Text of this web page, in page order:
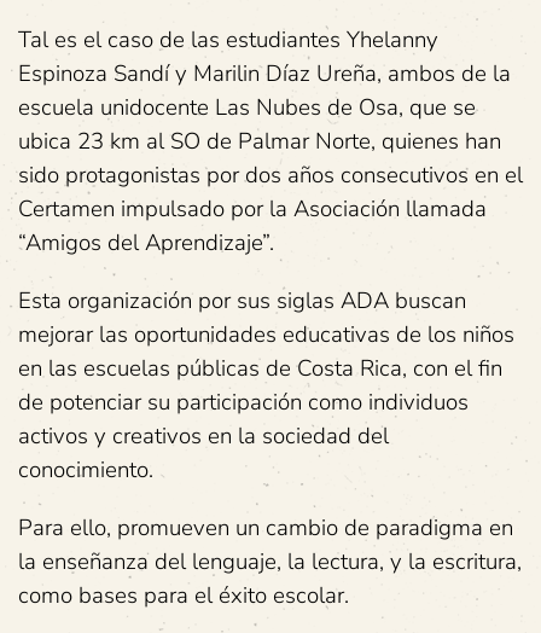
Tal es el caso de las estudiantes Yhelanny
Espinoza Sandí y Marilin Díaz Ureña, ambos de la
escuela unidocente Las Nubes de Osa, que se
ubica 23 km al SO de Palmar Norte, quienes han
sido protagonistas por dos años consecutivos en el
Certamen impulsado por la Asociación llamada
“Amigos del Aprendizaje”.
Esta organización por sus siglas ADA buscan
mejorar las oportunidades educativas de los niños
en las escuelas públicas de Costa Rica, con el fin
de potenciar su participación como individuos
activos y creativos en la sociedad del
conocimiento.
Para ello, promueven un cambio de paradigma en
la enseñanza del lenguaje, la lectura, y la escritura,
como bases para el éxito escolar.